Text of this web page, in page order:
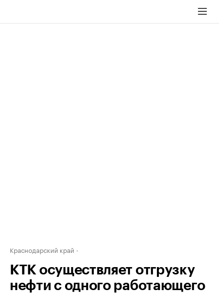
Краснодарский край
КТК осуществляет отгрузку
нефти с одного работающего